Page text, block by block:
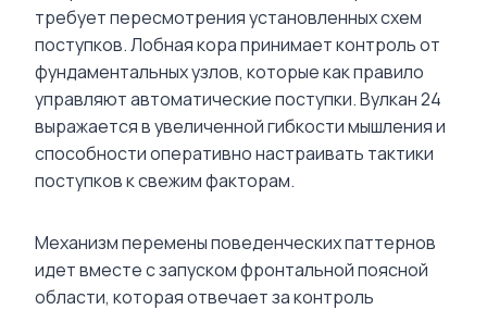
требует пересмотрения установленных схем
поступков. Лобная кора принимает контроль от
фундаментальных узлов, которые как правило
управляют автоматические поступки. Вулкан 24
выражается в увеличенной гибкости мышления и
способности оперативно настраивать тактики
поступков к свежим факторам.
Механизм перемены поведенческих паттернов
идет вместе с запуском фронтальной поясной
области, которая отвечает за контроль